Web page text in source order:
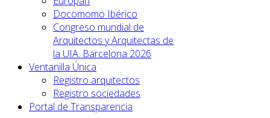
Docomomo Ibérico
Congreso mundial de
Arquitectos y Arquitectas de
la UIA. Barcelona 2026
Ventanilla Única
Registro arquitectos
Registro sociedades
Portal de Transparencia